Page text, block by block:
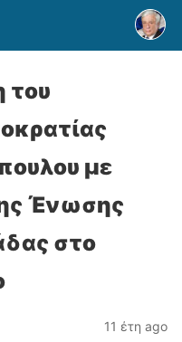
του
με
Ένωσης
στο
11 έτη ago